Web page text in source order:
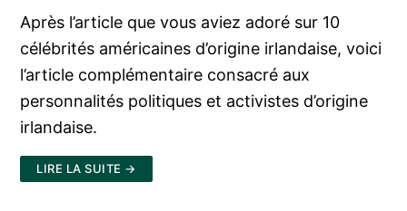
Après l’article que vous aviez adoré sur 10
célébrités américaines d’origine irlandaise, voici
l’article complémentaire consacré aux
personnalités politiques et activistes d’origine
irlandaise.
LIRE LA SUITE →